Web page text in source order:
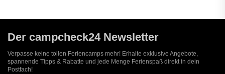
Der campcheck24 Newsletter
Verpasse keine tollen Feriencamps mehr! Erhalte exklusive Angebote,
spannende Tipps & Rabatte und jede Menge Ferienspaß direkt in dein
Postfach!